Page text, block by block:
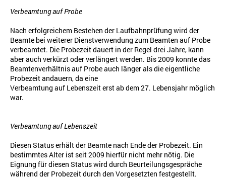
Verbeamtung auf Probe
Nach erfolgreichem Bestehen der Laufbahnprüfung wird der
Beamte bei weiterer Dienstverwendung zum Beamten auf Probe
verbeamtet. Die Probezeit dauert in der Regel drei Jahre, kann
aber auch verkürzt oder verlängert werden. Bis 2009 konnte das
Beamtenverhältnis auf Probe auch länger als die eigentliche
Probezeit andauern, da eine
Verbeamtung auf Lebenszeit erst ab dem 27. Lebensjahr möglich
war.
Verbeamtung auf Lebenszeit
Diesen Status erhält der Beamte nach Ende der Probezeit. Ein
bestimmtes Alter ist seit 2009 hierfür nicht mehr nötig. Die
Eignung für diesen Status wird durch Beurteilungsgespräche
während der Probezeit durch den Vorgesetzten festgestellt.